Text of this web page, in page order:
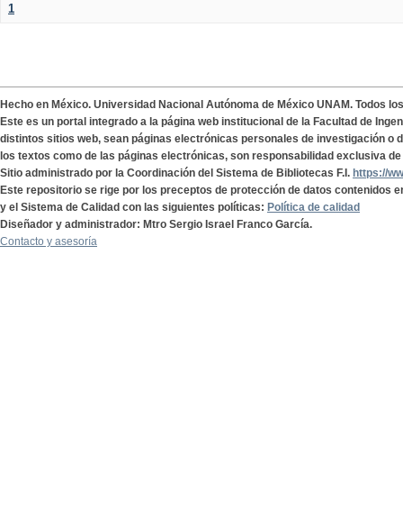
1
Hecho en México. Universidad Nacional Autónoma de México UNAM. Todos
Este es un portal integrado a la página web institucional de la Facultad de
distintos sitios web, sean páginas electrónicas personales de investigación o
los textos como de las páginas electrónicas, son responsabilidad exclusiva
Sitio administrado por la Coordinación del Sistema de Bibliotecas F.I. https://
Este repositorio se rige por los preceptos de protección de datos contenidos
y el Sistema de Calidad con las siguientes políticas: Política de calidad
Diseñador y administrador: Mtro Sergio Israel Franco García.
Contacto y asesoría